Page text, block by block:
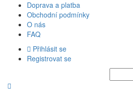
Doprava a platba
Obchodní podmínky
O nás
FAQ
Přihlásit se
Registrovat se